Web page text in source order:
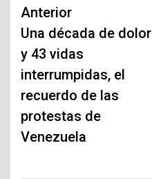
Navegación
de
entradas
Anterior
Una década de dolor
y 43 vidas
interrumpidas, el
recuerdo de las
protestas de
Venezuela